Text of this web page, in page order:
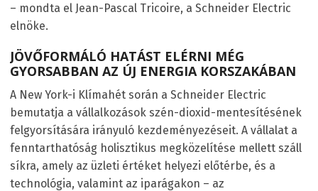
– mondta el Jean-Pascal Tricoire, a Schneider Electric
elnöke.
JÖVŐFORMÁLÓ HATÁST ELÉRNI MÉG
GYORSABBAN AZ ÚJ ENERGIA KORSZAKÁBAN
A New York-i Klímahét során a Schneider Electric
bemutatja a vállalkozások szén-dioxid-mentesítésének
felgyorsítására irányuló kezdeményezéseit. A vállalat a
fenntarthatóság holisztikus megközelítése mellett száll
síkra, amely az üzleti értéket helyezi előtérbe, és a
technológia, valamint az iparágakon – az